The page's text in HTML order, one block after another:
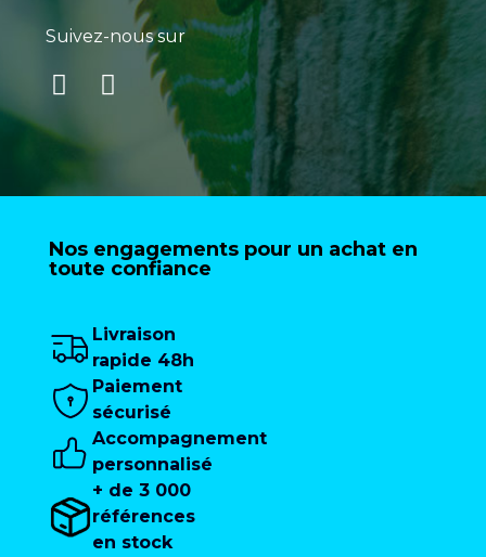
Suivez-nous sur
Nos engagements pour un achat en
toute confiance
Livraison
rapide 48h
Paiement
sécurisé
Accompagnement
personnalisé
+ de 3 000
références
en stock